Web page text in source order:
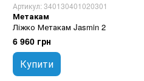
Артикул: 340130401020301
Метакам
Ліжко Метакам Jasmin 2
6 960 грн
Купити